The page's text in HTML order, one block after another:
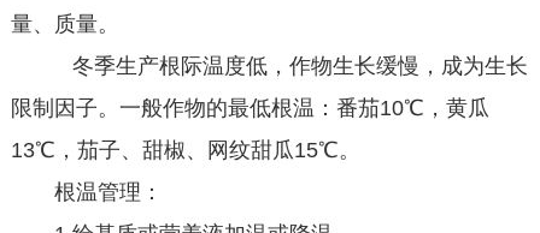
量、质量。
冬季生产根际温度低，作物生长缓慢，成为生长
限制因子。一般作物的最低根温：番茄10℃，黄瓜
13℃，茄子、甜椒、网纹甜瓜15℃。
根温管理：